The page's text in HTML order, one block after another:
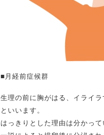
■月経前症候群
生理の前に胸がはる、イライ
といいます。
はっきりとした理由は分かって